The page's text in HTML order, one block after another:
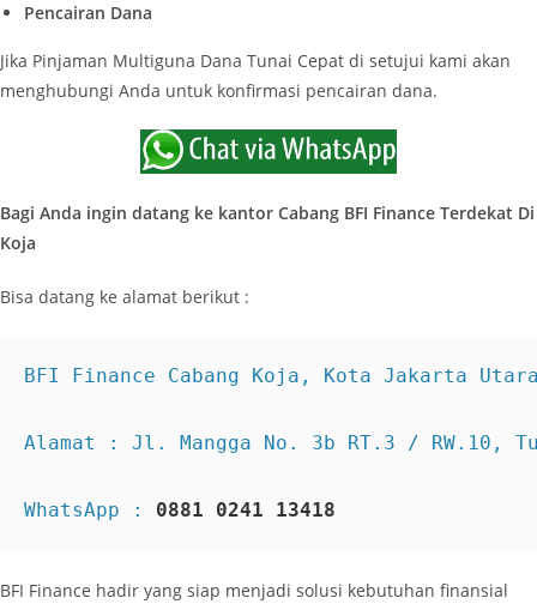
Pencairan Dana
Jika Pinjaman Multiguna Dana Tunai Cepat di setujui kami akan
menghubungi Anda untuk konfirmasi pencairan dana.
Bagi Anda ingin datang ke kantor Cabang BFI Finance Terdekat Di
Koja
Bisa datang ke alamat berikut :
BFI Finance Cabang Koja, Kota Jakarta
WhatsApp : 0881 0241 13418
BFI Finance hadir yang siap menjadi solusi kebutuhan finansial